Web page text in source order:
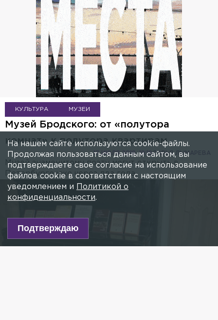
КУЛЬТУРА МУЗЕИ
Музей Бродского: от «полутора
комнат» к полутора квартирам
ДАРЬЯ ЛЫМАРЕВА
17 ИЮЛЯ 2018, 19:19
Музей знаменитому поэту могут открыть в
Петербурге уже через два года.
На нашем сайте используются cookie-файлы.
Продолжая пользоваться данным сайтом, вы
подтверждаете свое согласие на использование
файлов cookie в соответствии с настоящим
уведомлением и
Политикой о
конфиденциальности.
Подтверждаю